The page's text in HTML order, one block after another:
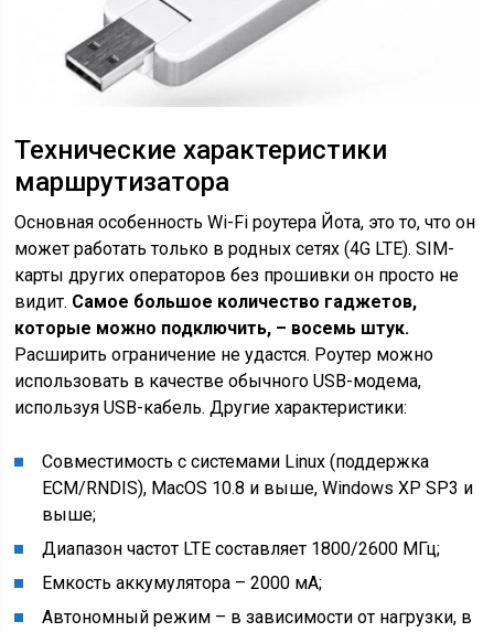
Технические характеристики
маршрутизатора
Основная особенность Wi-Fi роутера Йота, это то, что он
может работать только в родных сетях (4G LTE). SIM-
карты других операторов без прошивки он просто не
видит. Самое большое количество гаджетов,
которые можно подключить, – восемь штук.
Расширить ограничение не удастся. Роутер можно
использовать в качестве обычного USB-модема,
используя USB-кабель. Другие характеристики:
Совместимость с системами Linux (поддержка
ECM/RNDIS), MacOS 10.8 и выше, Windows XP SP3 и
выше;
Диапазон частот LTE составляет 1800/2600 МГц;
Емкость аккумулятора – 2000 мА;
Автономный режим – в зависимости от нагрузки, в